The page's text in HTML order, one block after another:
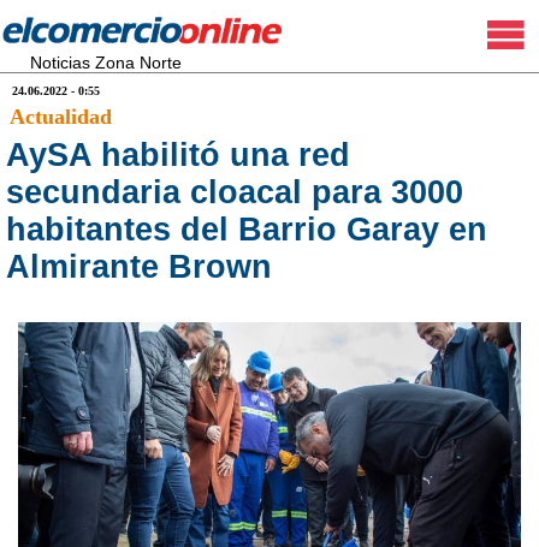
Noticias Zona Norte
24.06.2022 - 0:55
Actualidad
AySA habilitó una red
secundaria cloacal para 3000
habitantes del Barrio Garay en
Almirante Brown